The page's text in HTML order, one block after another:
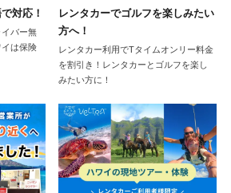
対応！
バー無
は保険
レンタカーでゴルフを楽しみたい
方へ！
レンタカー利用でTタイムオンリー料金
を割引き！レンタカーとゴルフを楽し
みたい方に！